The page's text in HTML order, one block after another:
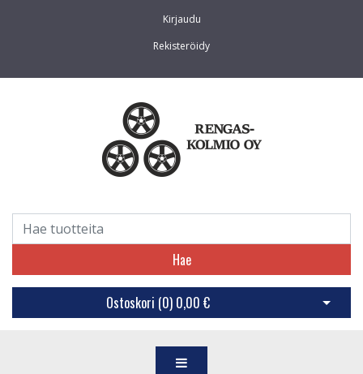
Kirjaudu
Rekisteröidy
Hae
Ostoskori (0) 0,00 € Avaa